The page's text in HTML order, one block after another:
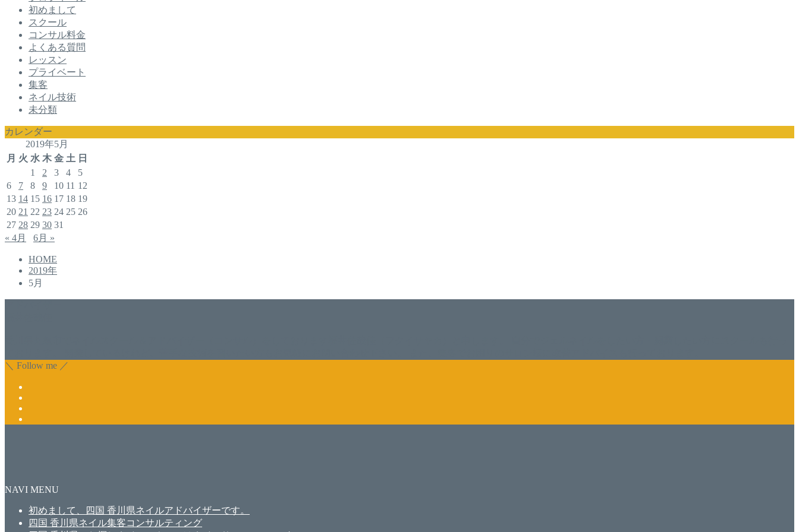
初めまして
スクール
コンサル料金
よくある質問
レッスン
プライベート
集客
ネイル技術
未分類
カレンダー
2019年5月
月 火 水 木 金 土 日
1
2 3 4
5
6
7 8 9 10 11 12
13 14 15 16 17 18 19
20 21 22 23 24 25 26
27 28 29 30 31
« 4月
6月 »
HOME
2019年
5月
＼ Follow me ／
NAVI MENU
初めまして、四国 香川県ネイルアドバイザーです。
四国 香川県ネイル集客コンサルティング